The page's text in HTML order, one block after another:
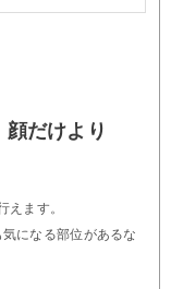
顔だけより
ます。
になる部位があるな